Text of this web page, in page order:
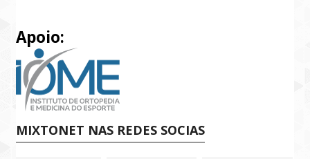
Apoio:
MIXTONET NAS REDES SOCIAS